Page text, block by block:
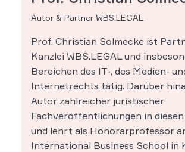
Autor & Partner WBS.LEGAL
Prof. Christian Solmecke ist
Kanzlei WBS.LEGAL und
Bereichen des IT-, des Medien-
Internetrechts tätig. Darüber
Autor zahlreicher juristischer
Fachveröffentlichungen in
und lehrt als Honorarprofessor
International Business School in